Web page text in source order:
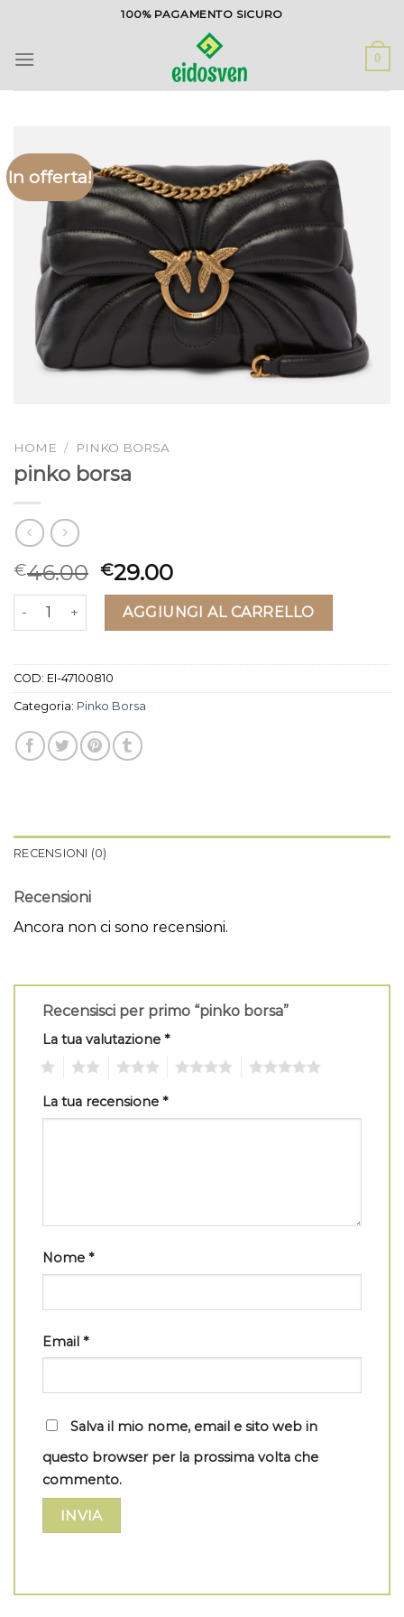
contenuti
100% PAGAMENTO SICURO
0
In offerta!
HOME / PINKO BORSA
pinko borsa
€46.00 €29.00
pinko borsa quantitàAGGIUNGI AL CARRELLO
COD: EI-47100810
Categoria: Pinko Borsa
RECENSIONI (0)
Recensioni
Ancora non ci sono recensioni.
Recensisci per primo “pinko borsa”
La tua valutazione *
La tua recensione *
Nome *
Email *
Salva il mio nome, email e sito web in
questo browser per la prossima volta che
commento.